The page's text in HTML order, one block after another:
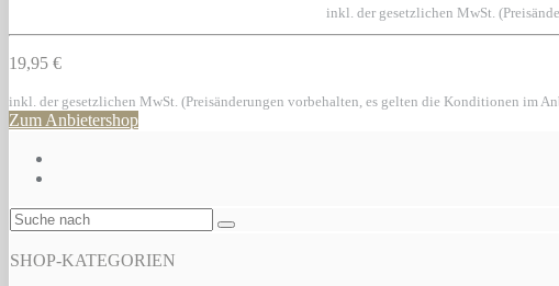
inkl. der gesetzlichen MwSt.
19,95 €
inkl. der gesetzlichen MwSt. (Preisänderungen vorbehalten, es gelten die Konditionen im
Zum Anbietershop
SHOP-KATEGORIEN